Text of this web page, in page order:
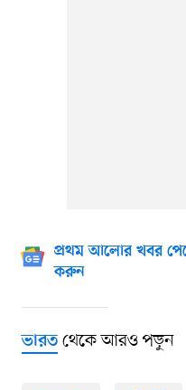
প্রথম আলোর খবর
করুন
ভারতথেকে আরও পড়ুন